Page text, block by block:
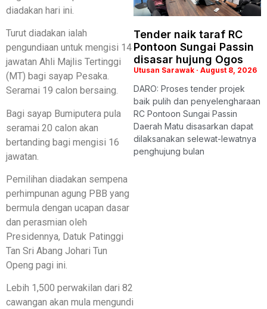
diadakan hari ini.
Turut diadakan ialah
pengundiaan untuk mengisi 14
jawatan Ahli Majlis Tertinggi
(MT) bagi sayap Pesaka.
Seramai 19 calon bersaing.
Bagi sayap Bumiputera pula
seramai 20 calon akan
bertanding bagi mengisi 16
jawatan.
Pemilihan diadakan sempena
perhimpunan agung PBB yang
bermula dengan ucapan dasar
dan perasmian oleh
Presidennya, Datuk Patinggi
Tan Sri Abang Johari Tun
Openg pagi ini.
Lebih 1,500 perwakilan dari 82
cawangan akan mula mengundi
Tender naik taraf RC
Pontoon Sungai Passin
disasar hujung Ogos
Utusan Sarawak August 8, 2026
DARO: Proses tender projek
baik pulih dan penyelengharaan
RC Pontoon Sungai Passin
Daerah Matu disasarkan dapat
dilaksanakan selewat-lewatnya
penghujung bulan